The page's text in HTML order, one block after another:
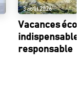
3 août 2026
Vacances
responsable